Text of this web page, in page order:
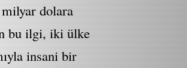
milyar dolara
bu ilgi, iki ülke
insani bir